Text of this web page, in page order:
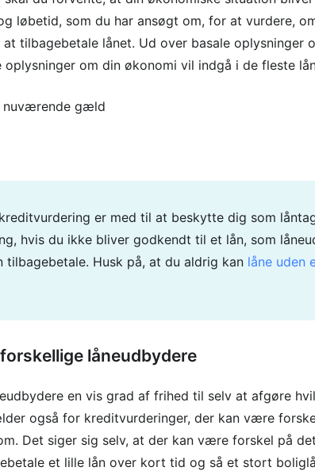
løbetid, som du har ansøgt om, for at vurdere,
tilbagebetale lånet. Ud over basale oplysninger
om din økonomi vil indgå i de fleste
gæld
er med til at beskytte dig som
hvis du ikke bliver godkendt til et lån, som
Husk på, at du aldrig kan låne uden
låneudbydere
en vis grad af frihed til selv at afgøre
også for kreditvurderinger, der kan være
Det siger sig selv, at der kan være forskel på
et lille lån over kort tid og så et stort